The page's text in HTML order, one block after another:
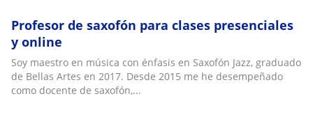
Profesor de saxofón para clases presenciales
y online
Soy maestro en música con énfasis en Saxofón Jazz, graduado
de Bellas Artes en 2017. Desde 2015 me he desempeñado
como docente de saxofón,...